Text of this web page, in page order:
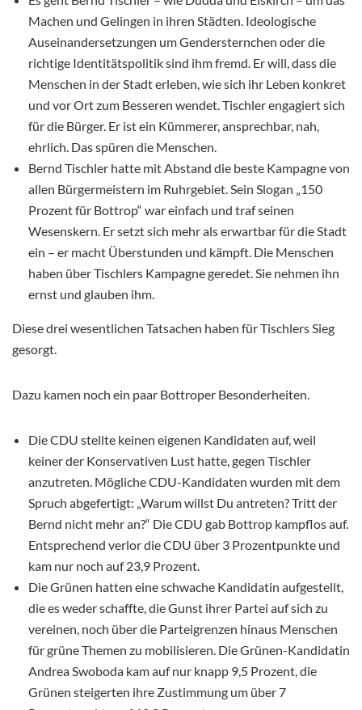
Machen und Gelingen in ihren Städten. Ideologische
Auseinandersetzungen um Gendersternchen oder die
richtige Identitätspolitik sind ihm fremd. Er will, dass die
Menschen in der Stadt erleben, wie sich ihr Leben konkret
und vor Ort zum Besseren wendet. Tischler engagiert sich
für die Bürger. Er ist ein Kümmerer, ansprechbar, nah,
ehrlich. Das spüren die Menschen.
Bernd Tischler hatte mit Abstand die beste Kampagne von
allen Bürgermeistern im Ruhrgebiet. Sein Slogan „150
Prozent für Bottrop“ war einfach und traf seinen
Wesenskern. Er setzt sich mehr als erwartbar für die Stadt
ein – er macht Überstunden und kämpft. Die Menschen
haben über Tischlers Kampagne geredet. Sie nehmen ihn
ernst und glauben ihm.
Diese drei wesentlichen Tatsachen haben für Tischlers Sieg
gesorgt.
Dazu kamen noch ein paar Bottroper Besonderheiten.
Die CDU stellte keinen eigenen Kandidaten auf, weil
keiner der Konservativen Lust hatte, gegen Tischler
anzutreten. Mögliche CDU-Kandidaten wurden mit dem
Spruch abgefertigt: „Warum willst Du antreten? Tritt der
Bernd nicht mehr an?“ Die CDU gab Bottrop kampflos auf.
Entsprechend verlor die CDU über 3 Prozentpunkte und
kam nur noch auf 23,9 Prozent.
Die Grünen hatten eine schwache Kandidatin aufgestellt,
die es weder schaffte, die Gunst ihrer Partei auf sich zu
vereinen, noch über die Parteigrenzen hinaus Menschen
für grüne Themen zu mobilisieren. Die Grünen-Kandidatin
Andrea Swoboda kam auf nur knapp 9,5 Prozent, die
Grünen steigerten ihre Zustimmung um über 7